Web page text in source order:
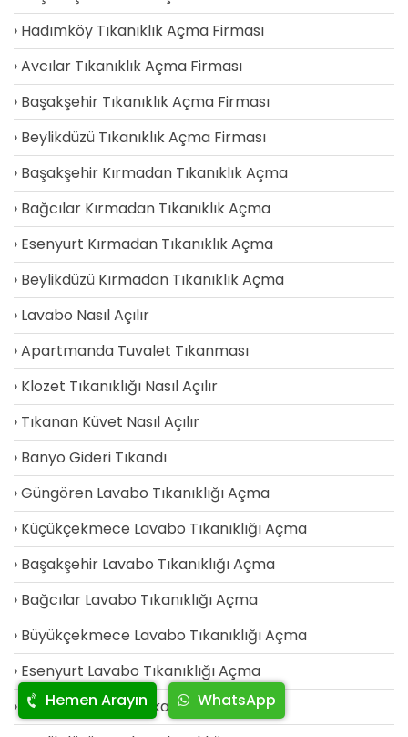
Hadımköy Tıkanıklık Açma Firması
Avcılar Tıkanıklık Açma Firması
Başakşehir Tıkanıklık Açma Firması
Beylikdüzü Tıkanıklık Açma Firması
Başakşehir Kırmadan Tıkanıklık Açma
Bağcılar Kırmadan Tıkanıklık Açma
Esenyurt Kırmadan Tıkanıklık Açma
Beylikdüzü Kırmadan Tıkanıklık Açma
Lavabo Nasıl Açılır
Apartmanda Tuvalet Tıkanması
Klozet Tıkanıklığı Nasıl Açılır
Tıkanan Küvet Nasıl Açılır
Banyo Gideri Tıkandı
Güngören Lavabo Tıkanıklığı Açma
Küçükçekmece Lavabo Tıkanıklığı Açma
Başakşehir Lavabo Tıkanıklığı Açma
Bağcılar Lavabo Tıkanıklığı Açma
Büyükçekmece Lavabo Tıkanıklığı Açma
Esenyurt Lavabo Tıkanıklığı Açma
Beykent Lavabo Tıkanıklığı Açma
Hemen Arayın WhatsApp